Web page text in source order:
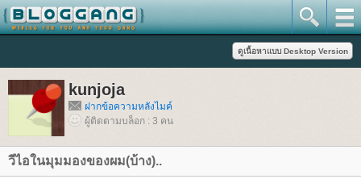
kunjoja
ฝากข้อความหลังไมค์
ผู้ติดตามบล็อก : 3 คน
วีไอในมุมมองของผม(บ้าง)..